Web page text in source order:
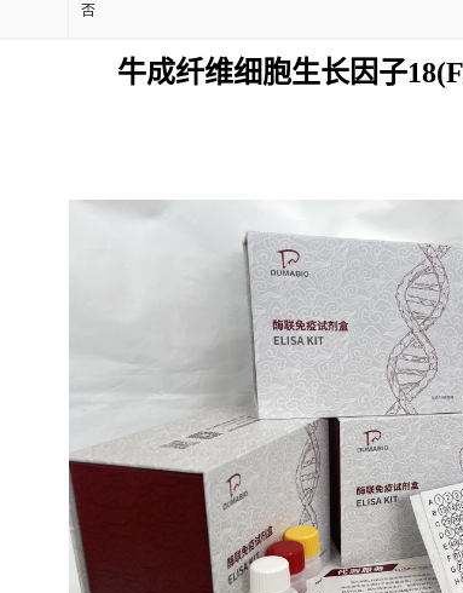
否
牛成纤维细胞生长因子